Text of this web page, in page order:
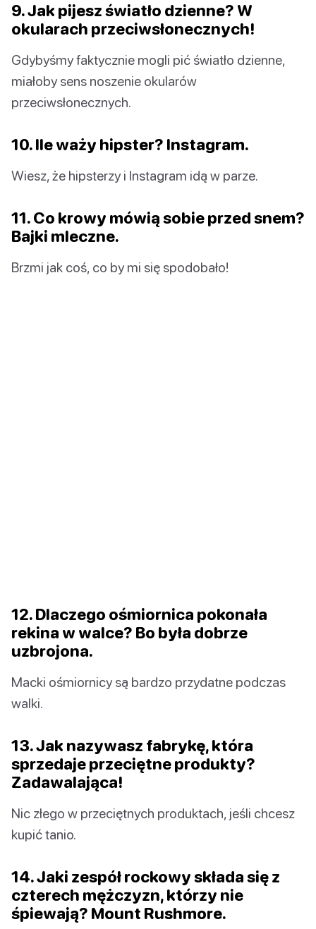
9. Jak pijesz światło dzienne? W
okularach przeciwsłonecznych!
Gdybyśmy faktycznie mogli pić światło dzienne,
miałoby sens noszenie okularów
przeciwsłonecznych.
10. Ile waży hipster? Instagram.
Wiesz, że hipsterzy i Instagram idą w parze.
11. Co krowy mówią sobie przed snem?
Bajki mleczne.
Brzmi jak coś, co by mi się spodobało!
12. Dlaczego ośmiornica pokonała
rekina w walce? Bo była dobrze
uzbrojona.
Macki ośmiornicy są bardzo przydatne podczas
walki.
13. Jak nazywasz fabrykę, która
sprzedaje przeciętne produkty?
Zadawalająca!
Nic złego w przeciętnych produktach, jeśli chcesz
kupić tanio.
14. Jaki zespół rockowy składa się z
czterech mężczyzn, którzy nie
śpiewają? Mount Rushmore.